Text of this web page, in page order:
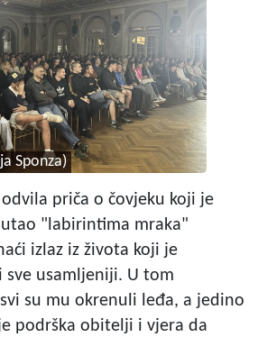
Sponza)
priča o čovjeku koji je
"labirintima mraka"
izlaz iz života koji je
sve usamljeniji. U tom
su mu okrenuli leđa, a jedino
podrška obitelji i vjera da